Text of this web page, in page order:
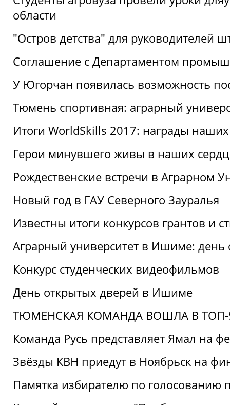
области
"Остров детства" для руководителей
Соглашение с Департаментом
У Югорчан появилась возможность
Тюмень спортивная: аграрный
Итоги WorldSkills 2017: награды наших
Герои минувшего живы в наших
Рождественские встречи в Аграрном
Новый год в ГАУ Северного Зауралья
Известны итоги конкурсов грантов и
Аграрный университет в Ишиме: день
Конкурс студенческих видеофильмов
День открытых дверей в Ишиме
ТЮМЕНСКАЯ КОМАНДА ВОШЛА В ТОП-
Команда Русь представляет Ямал на
Звёзды КВН приедут в Ноябрьск на
Памятка избирателю по голосованию